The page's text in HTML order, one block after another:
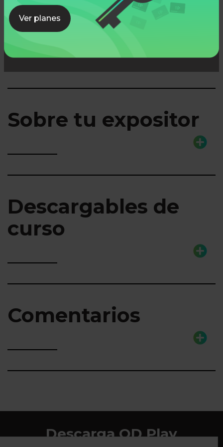
Ver planes
Lo que aprenderás
Sobre tu expositor
Descargables de
curso
Comentarios
Descarga QD Play